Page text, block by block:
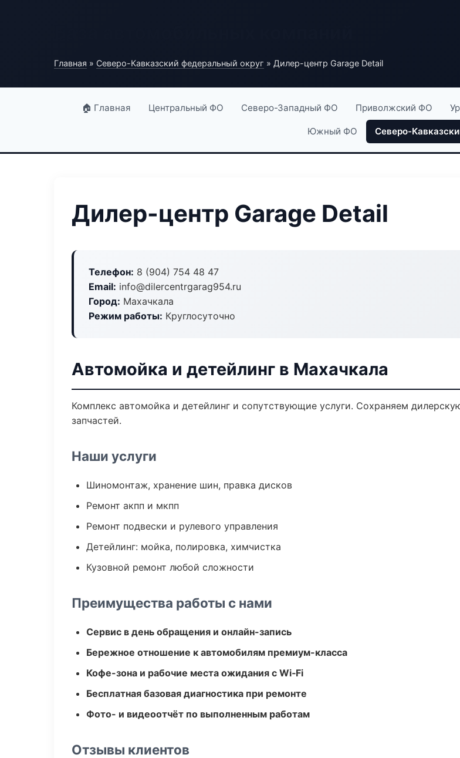
Главная » Северо-Кавказский федеральный округ » Дилер-центр Garage Detail
🏠 Главная Центральный ФО Северо-Западный ФО Приволжский ФО
Южный ФО Северо-
Дилер-центр Garage Detail
Телефон: 8 (904) 754 48 47
Email: info@dilercentrgarag954.ru
Город: Махачкала
Режим работы: Круглосуточно
Автомойка и детейлинг в Махачкала
Комплекс автомойка и детейлинг и сопутствующие услуги. Сохраняем
запчастей.
Наши услуги
Шиномонтаж, хранение шин, правка дисков
Ремонт акпп и мкпп
Ремонт подвески и рулевого управления
Детейлинг: мойка, полировка, химчистка
Кузовной ремонт любой сложности
Преимущества работы с нами
Сервис в день обращения и онлайн-запись
Бережное отношение к автомобилям премиум-класса
Кофе-зона и рабочие места ожидания с Wi‑Fi
Бесплатная базовая диагностика при ремонте
Фото- и видеоотчёт по выполненным работам
Отзывы клиентов